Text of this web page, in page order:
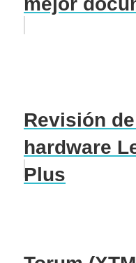
Revisión
hardware
Plus